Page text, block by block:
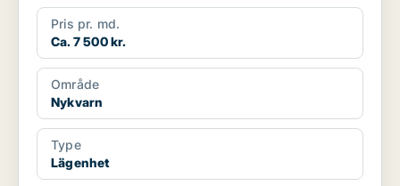
Pris pr. md.
Ca. 7 500 kr.
Område
Nykvarn
Type
Lägenhet